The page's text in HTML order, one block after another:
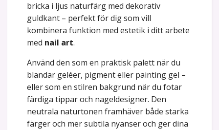
bricka i ljus naturfärg med dekorativ
guldkant – perfekt för dig som vill
kombinera funktion med estetik i ditt arbete
med nail art.
Använd den som en praktisk palett när du
blandar geléer, pigment eller painting gel –
eller som en stilren bakgrund när du fotar
färdiga tippar och nageldesigner. Den
neutrala naturtonen framhäver både starka
färger och mer subtila nyanser och ger dina